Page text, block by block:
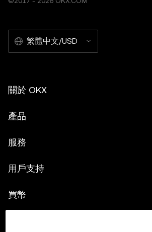
繁體中文/USD
關於 OKX
產品
服務
用戶支持
買幣